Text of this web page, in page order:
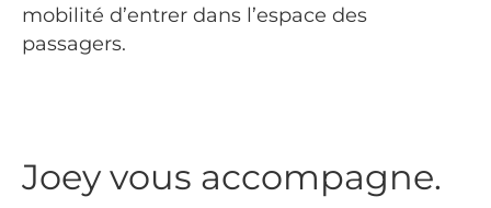
mobilité d’entrer dans l’espace des
passagers.
Joey vous accompagne.